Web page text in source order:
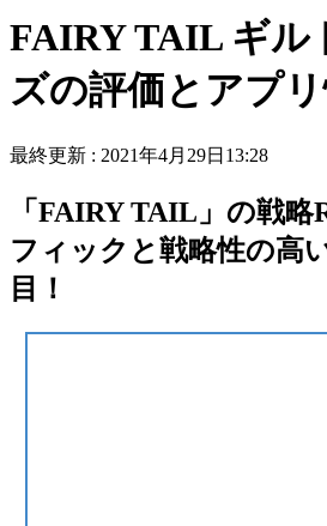
FAIRY TAIL ギル
ズの評価とアプ
最終更新 : 2021年4月29日13:28
「FAIRY TAIL」の戦略
フィックと戦略性の高
目！